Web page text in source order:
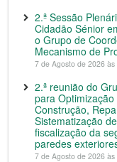
2.ª Sessão
Cidadão Sénior
o Grupo de
Mecanismo de
7 de Agosto de 2026 às
2.ª reunião do
para
Construção,
Sistematização
fiscalização da
paredes
7 de Agosto de 2026 às